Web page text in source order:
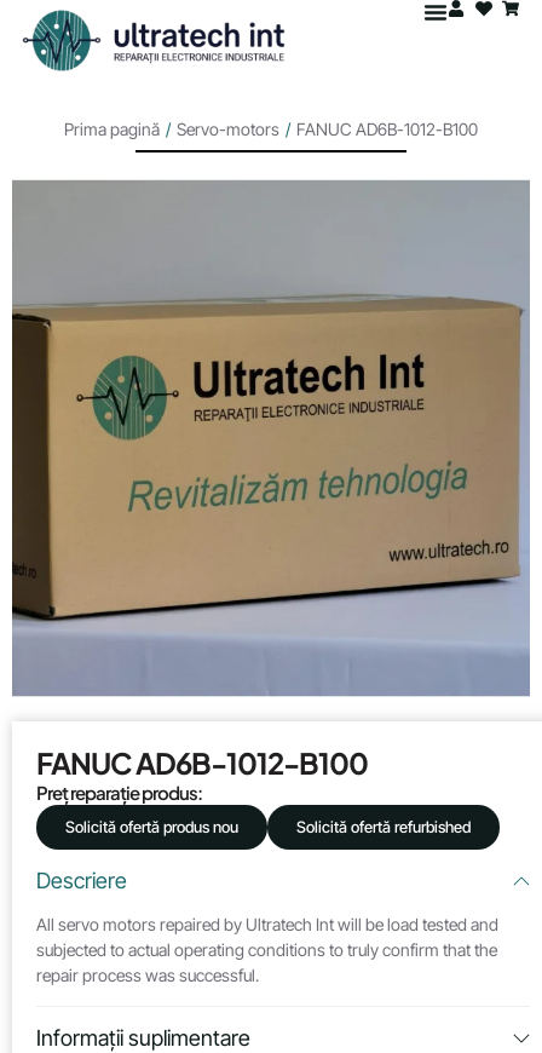
Prima pagină / Servo-motors / FANUC AD6B-1012-B100
FANUC AD6B-1012-B100
Preț reparație produs:
Solicită ofertă produs nou Solicită ofertă refurbished
Descriere
All servo motors repaired by Ultratech Int will be load tested and
subjected to actual operating conditions to truly confirm that the
repair process was successful.
Informații suplimentare